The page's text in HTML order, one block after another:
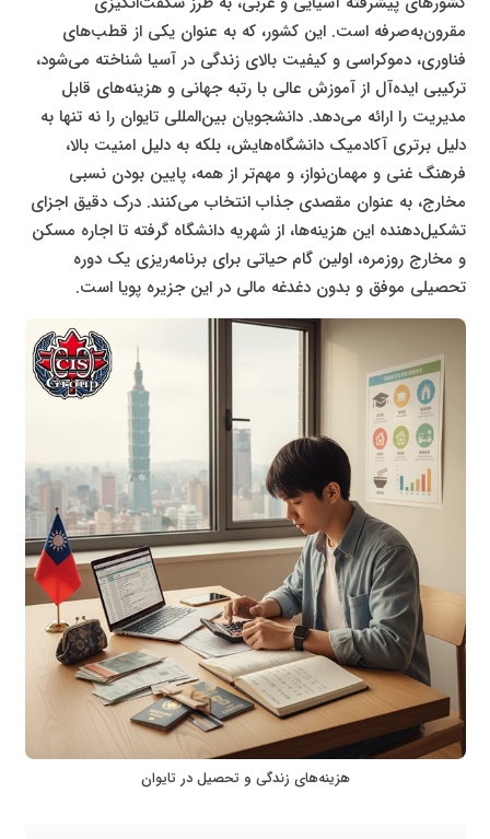
مقرون‌به‌صرفه است. این کشور، که به عنوان یکی از قطب‌های
فناوری، دموکراسی و کیفیت بالای زندگی در آسیا شناخته می‌شود،
ترکیبی ایده‌آل از آموزش عالی با رتبه جهانی و هزینه‌های قابل
مدیریت را ارائه می‌دهد. دانشجویان بین‌المللی تایوان را نه تنها به
دلیل برتری آکادمیک دانشگاه‌هایش، بلکه به دلیل امنیت بالا،
فرهنگ غنی و مهمان‌نواز، و مهم‌تر از همه، پایین بودن نسبی
مخارج، به عنوان مقصدی جذاب انتخاب می‌کنند. درک دقیق اجزای
تشکیل‌دهنده این هزینه‌ها، از شهریه دانشگاه گرفته تا اجاره مسکن
و مخارج روزمره، اولین گام حیاتی برای برنامه‌ریزی یک دوره
تحصیلی موفق و بدون دغدغه مالی در این جزیره پویا است.
هزینه‌های زندگی و تحصیل در تایوان